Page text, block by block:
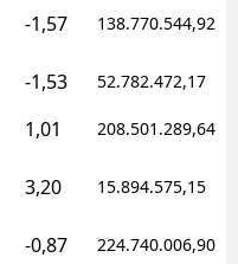
-1,57 138.770.544,92
-1,53 52.782.472,17
1,01 208.501.289,64
3,20 15.894.575,15
-0,87 224.740.006,90